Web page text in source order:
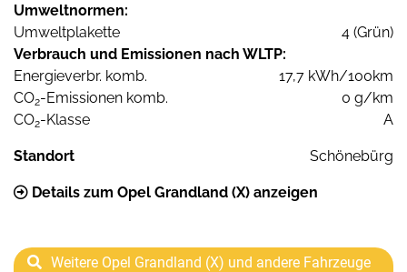
Umweltnormen:
Umweltplakette
4 (Grün)
Verbrauch und Emissionen nach WLTP:
Energieverbr. komb.
17,7 kWh/100km
CO2-Emissionen komb.
0 g/km
CO2-Klasse A
Standort Schönebürg
Details zum Opel Grandland (X) anzeigen
Weitere Opel Grandland (X) und andere Fahrzeuge